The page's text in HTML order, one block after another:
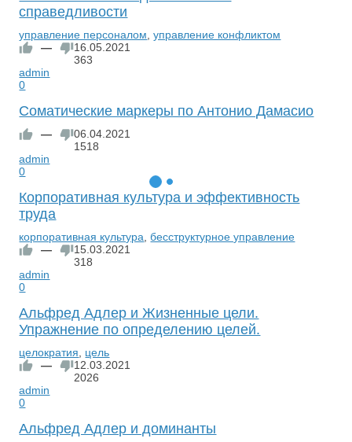
справедливости
управление персоналом ,управление конфликтом
—
16.05.2021
363
admin
0
Соматические маркеры по Антонио Дамасио
—
06.04.2021
1518
admin
0
Корпоративная культура и эффективность
труда
корпоративная культура ,бесструктурное управление
—
15.03.2021
318
admin
0
Альфред Адлер и Жизненные цели.
Упражнение по определению целей.
целократия
цель
—
12.03.2021
2026
admin
0
Альфред Адлер и доминанты